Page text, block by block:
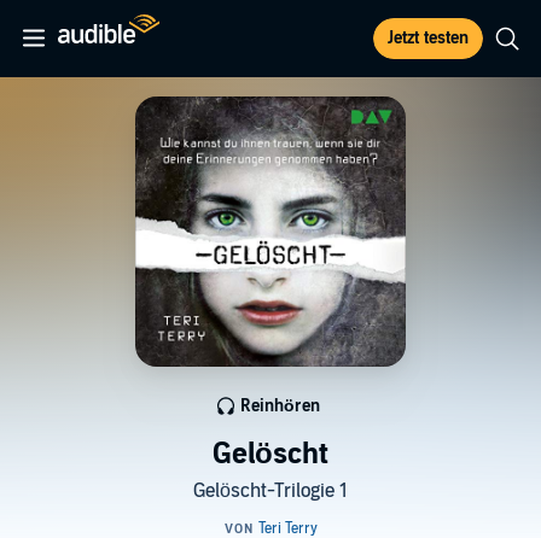
Jetzt testen
Gelöscht
Gelöscht-Trilogie 1
Reinhören